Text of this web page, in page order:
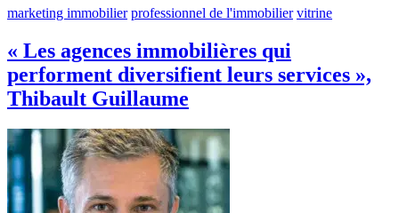
marketing immobilier professionnel de l'immobilier vitrine
« Les agences immobilières qui
performent diversifient leurs services »,
Thibault Guillaume